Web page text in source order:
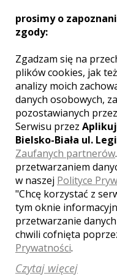
Wesele Szerominek,
Wesele Nowe
Szpondowo, Wesele
Baboszewo
Wesele Radzymin
prosimy o
zgody:
Zgadzam się na
plików cookies, jak
analizy moich
danych osobowych,
pozostawianych
Serwisu przez
Bielsko-Biała ul.
Zaufanych partnerów
przetwarzaniem
w naszej Polityce
"Chcę korzystać z
tym oknie
przetwarzanie
chwili cofnięta
Prywatności.
Czytaj więcej